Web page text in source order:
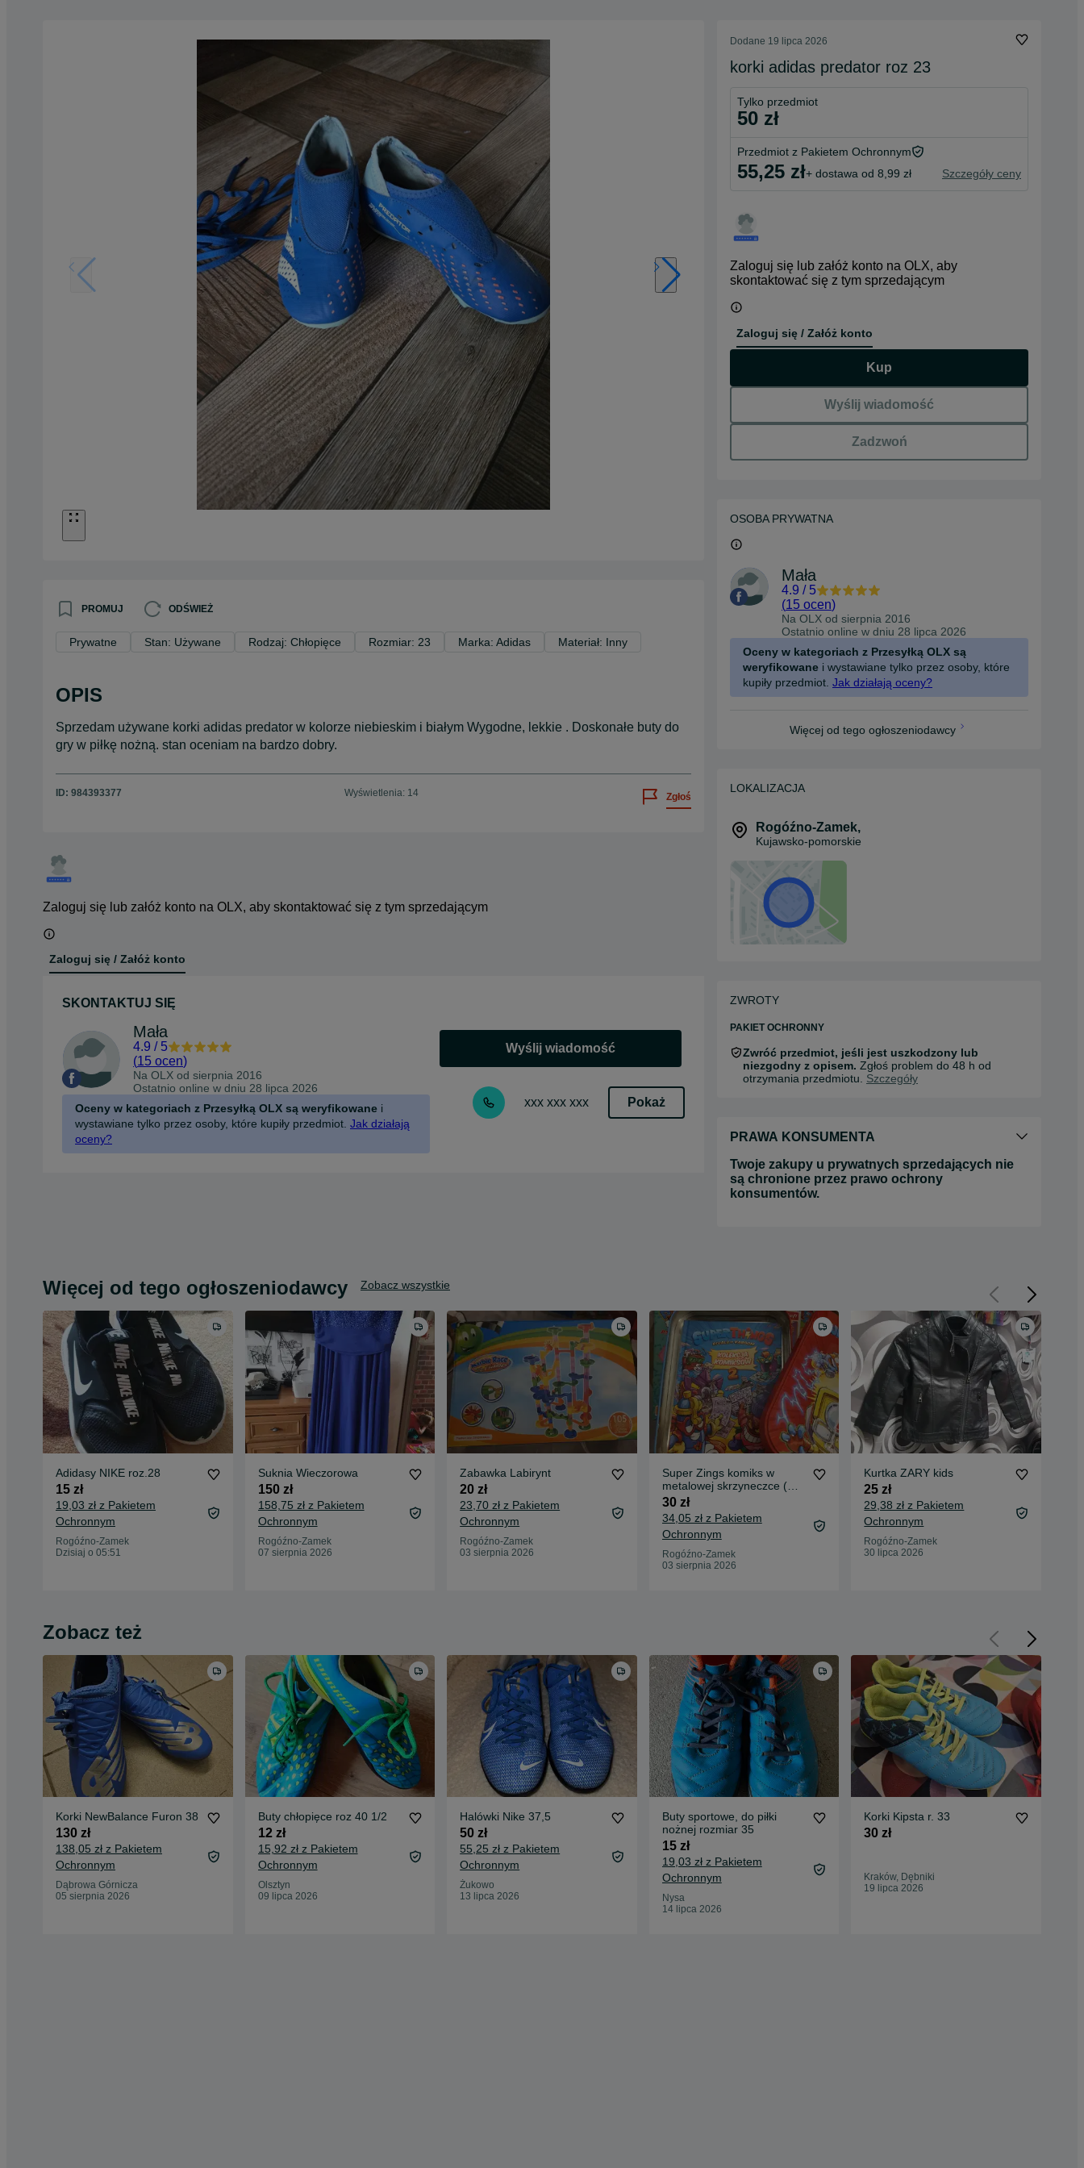
PROMUJ ODŚWIEŻ
Prywatne Stan: Używane Rodzaj: Chłopięce Rozmiar: 23 Marka: Adidas Materiał: Inny
OPIS
Sprzedam używane korki adidas predator w kolorze niebieskim i białym Wygodne, lekkie . Doskonałe buty do
gry w piłkę nożną. stan oceniam na bardzo dobry.
ID: 984393377 Wyświetlenia: 14 Zgłoś
Zaloguj się lub załóż konto na OLX, aby skontaktować się z tym sprzedającym
Zaloguj się / Załóż konto
SKONTAKTUJ SIĘ
Mała
4.9 / 5
(15 ocen)
Na OLX od sierpnia 2016
Ostatnio online w dniu 28 lipca 2026
Oceny w kategoriach z Przesyłką OLX są weryfikowane i
wystawiane tylko przez osoby, które kupiły przedmiot. Jak działają
oceny?
Wyślij wiadomość
xxx xxx xxx Pokaż
Dodane 19 lipca 2026
korki adidas predator roz 23
Tylko przedmiot
50 zł
Przedmiot z Pakietem Ochronnym
55,25 zł+ dostawa od 8,99 zł Szczegóły ceny
Zaloguj się lub załóż konto na OLX, aby
skontaktować się z tym sprzedającym
Zaloguj się / Załóż konto
Kup
Wyślij wiadomość
Zadzwoń
OSOBA PRYWATNA
Mała
4.9 / 5
(15 ocen)
Na OLX od sierpnia 2016
Ostatnio online w dniu 28 lipca 2026
Oceny w kategoriach z Przesyłką OLX są
weryfikowane i wystawiane tylko przez osoby, które
kupiły przedmiot. Jak działają oceny?
Więcej od tego ogłoszeniodawcy
LOKALIZACJA
Rogóźno-Zamek,
Kujawsko-pomorskie
ZWROTY
PAKIET OCHRONNY
Zwróć przedmiot, jeśli jest uszkodzony lub
niezgodny z opisem. Zgłoś problem do 48 h od
otrzymania przedmiotu. Szczegóły
PRAWA KONSUMENTA
Twoje zakupy u prywatnych sprzedających nie
są chronione przez prawo ochrony
konsumentów.
Więcej od tego ogłoszeniodawcy Zobacz wszystkie
Adidasy NIKE roz.28
15 zł
19,03 zł z Pakietem
Ochronnym
Rogóźno-Zamek
Dzisiaj o 05:51
Suknia Wieczorowa
150 zł
158,75 zł z Pakietem
Ochronnym
Rogóźno-Zamek
07 sierpnia 2026
Zabawka Labirynt
20 zł
23,70 zł z Pakietem
Ochronnym
Rogóźno-Zamek
03 sierpnia 2026
Super Zings komiks w
metalowej skrzyneczce (
plus gratis gazetka)
30 zł
34,05 zł z Pakietem
Ochronnym
Rogóźno-Zamek
03 sierpnia 2026
Kurtka ZARY kids
25 zł
29,38 zł z Pakietem
Ochronnym
Rogóźno-Zamek
30 lipca 2026
Zobacz też
Korki NewBalance Furon 38
130 zł
138,05 zł z Pakietem
Ochronnym
Dąbrowa Górnicza
05 sierpnia 2026
Buty chłopięce roz 40 1/2
12 zł
15,92 zł z Pakietem
Ochronnym
Olsztyn
09 lipca 2026
Halówki Nike 37,5
50 zł
55,25 zł z Pakietem
Ochronnym
Żukowo
13 lipca 2026
Buty sportowe, do piłki
nożnej rozmiar 35
15 zł
19,03 zł z Pakietem
Ochronnym
Nysa
14 lipca 2026
Korki Kipsta r. 33
30 zł
Kraków, Dębniki
19 lipca 2026